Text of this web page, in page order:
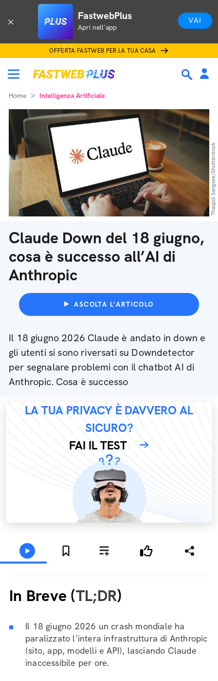
FastwebPlus
Apri nell'app
VAI
OFFERTA FASTWEB PER LA TUA CASA
Home Intelligenza Artificiale
Claude Down del 18 giugno,
cosa è successo all’AI di
Anthropic
ASCOLTA L'ARTICOLO
Il 18 giugno 2026 Claude è andato in down e
gli utenti si sono riversati su Downdetector
per segnalare problemi con il chatbot AI di
Anthropic. Cosa è successo
Thaspol Sangsee/Shutterstock
LA TUA PRIVACY È DAVVERO AL
SICURO?
FAI IL TEST
In Breve (TL;DR)
Il 18 giugno 2026 un crash mondiale ha
paralizzato l'intera infrastruttura di Anthropic
(sito, app, modelli e API), lasciando Claude
inaccessibile per ore.